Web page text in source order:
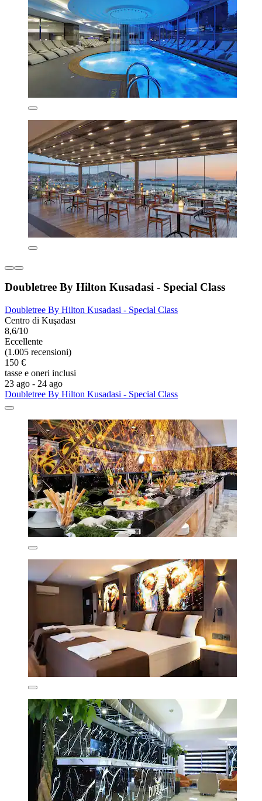
Doubletree By Hilton Kusadasi - Special Class
Doubletree By Hilton Kusadasi - Special Class
Centro di Kuşadası
8,6/10
Eccellente
(1.005 recensioni)
150 €
tasse e oneri inclusi
23 ago - 24 ago
Doubletree By Hilton Kusadasi - Special Class